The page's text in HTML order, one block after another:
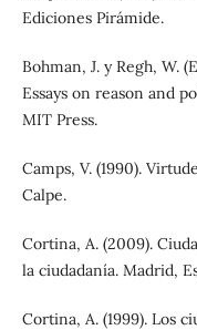
Ediciones Pirámide.
Bohman, J. y Regh, W.
Essays on reason and
MIT Press.
Camps, V. (1990).
Calpe.
Cortina, A. (2009).
la ciudadanía. Madrid,
Cortina, A. (1999). Los